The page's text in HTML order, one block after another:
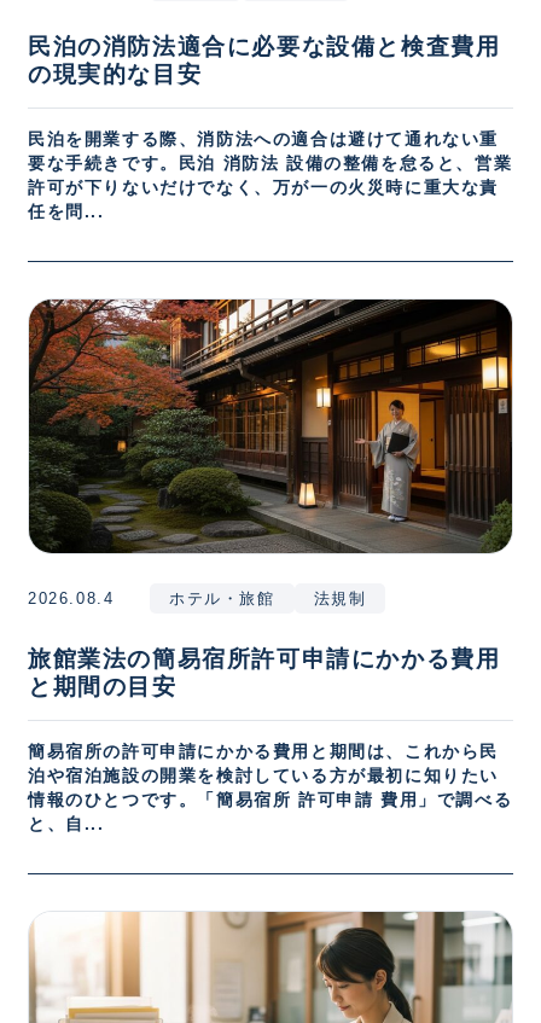
民泊の消防法適合に必要な設備と検査費用
の現実的な目安
民泊を開業する際、消防法への適合は避けて通れない重
要な手続きです。民泊 消防法 設備の整備を怠ると、営業
許可が下りないだけでなく、万が一の火災時に重大な責
任を問...
2026.08.4 ホテル・旅館 法規制
旅館業法の簡易宿所許可申請にかかる費用
と期間の目安
簡易宿所の許可申請にかかる費用と期間は、これから民
泊や宿泊施設の開業を検討している方が最初に知りたい
情報のひとつです。「簡易宿所 許可申請 費用」で調べる
と、自...